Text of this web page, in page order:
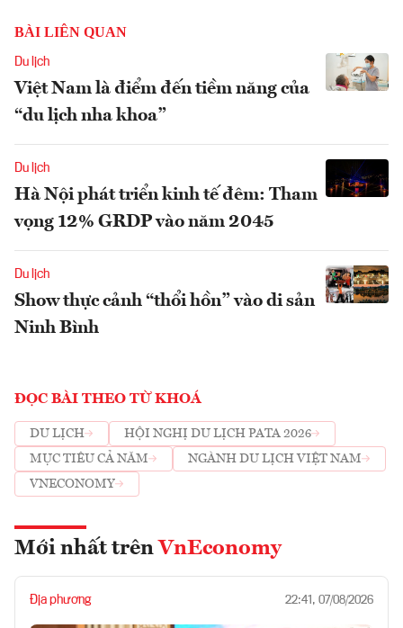
BÀI LIÊN QUAN
Du lịch
Việt Nam là điểm đến tiềm năng của
“du lịch nha khoa”
Du lịch
Hà Nội phát triển kinh tế đêm: Tham
vọng 12% GRDP vào năm 2045
Du lịch
Show thực cảnh “thổi hồn” vào di sản
Ninh Bình
ĐỌC BÀI THEO TỪ KHOÁ
DU LỊCH
HỘI NGHỊ DU LỊCH PATA 2026
MỤC TIÊU CẢ NĂM
NGÀNH DU LỊCH VIỆT NAM
VNECONOMY
Mới nhất trên VnEconomy
Địa phương 22:41, 07/08/2026